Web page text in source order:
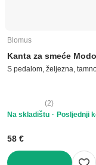
Blomus
Kanta za smeće Modo
S pedalom, željezna, tamno
(2)
Na skladištu
Posljednji
58 €